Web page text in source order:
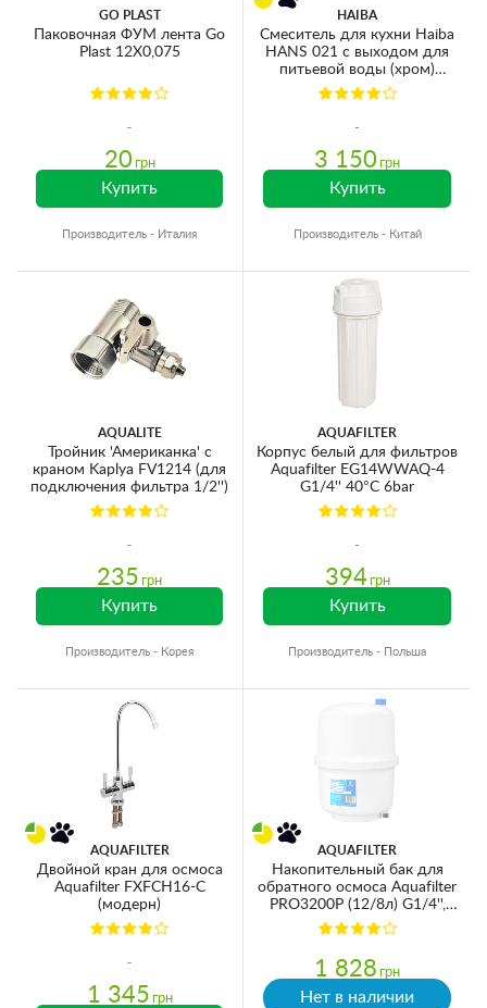
GO PLAST
Паковочная ФУМ лента Go
Plast 12X0,075
20 грн
Купить
Производитель - Италия
HAIBA
Смеситель для кухни Haiba
HANS 021 с выходом для
питьевой воды (хром)
(HB0681)
3 150 грн
Купить
Производитель - Китай
AQUALITE
Тройник 'Американка' с
краном Kaplya FV1214 (для
подключения фильтра 1/2'')
235 грн
Купить
Производитель - Корея
AQUAFILTER
Корпус белый для фильтров
Aquafilter EG14WWAQ-4
G1/4'' 40°C 6bar
394 грн
Купить
Производитель - Польша
AQUAFILTER
Двойной кран для осмоса
Aquafilter FXFCH16-C
(модерн)
1 345 грн
AQUAFILTER
Накопительный бак для
обратного осмоса Aquafilter
PRO3200P (12/8л) G1/4'',
пластик
1 828 грн
Нет в наличии